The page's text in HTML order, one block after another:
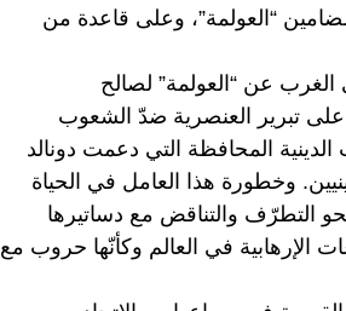
“العولمة”، وعلى قاعدة من
الغرب عن “العولمة” لصالح
على تبرير العنصرية ضدّ الشعوب
الدينية المحافظة التي دعمت دونالد
وخطورة هذا العامل في الحياة
التطرّف والتناقض مع دساتيرها
الإرهابية في العالم وكأنّها حروب مع